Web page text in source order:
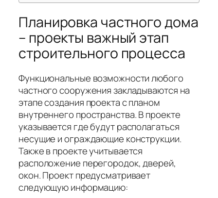
Планировка частного дома
– проекты важный этап
строительного процесса
Функциональные возможности любого
частного сооружения закладываются на
этапе создания проекта с планом
внутреннего пространства. В проекте
указывается где будут располагаться
несущие и ограждающие конструкции.
Также в проекте учитывается
расположение перегородок, дверей,
окон. Проект предусматривает
следующую информацию: